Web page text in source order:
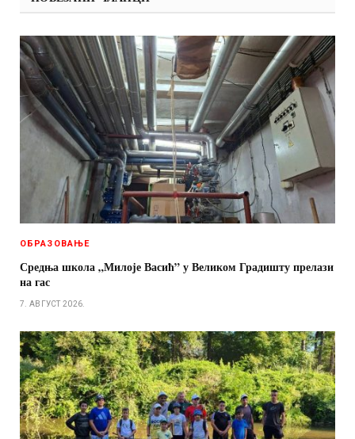
ОБРАЗОВАЊЕ
Средња школа „Милоје Васић” у Великом Градишту прелази
на гас
7. АВГУСТ 2026.